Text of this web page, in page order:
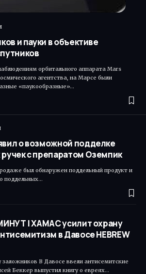
и пауки в объективе
орбитального аппарата Mars
агентства, на Марсе были
«паукообразные»…
о возможной подделке
с препаратом Оземпик
был обнаружен поддельный продукт и
поддельных…
| ХАМАС усилит охрану
в Давосе HEBREW
В Давосе ввели антисемитские
Беккер выпустил книгу о евреях…